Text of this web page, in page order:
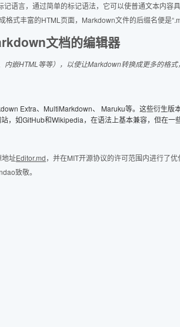
语言，通过简单的标记语法，它可以使普通文本内容
式丰富的HTML页面，Markdown文件的后缀名便是
文档的编辑器
嵌HTML等等），以使让Markdown转换成更多的格式
Extra、MultiMarkdown、 Maruku等。这些衍生版
，如GitHub和Wikipedia，在语法上基本兼容，但在一
址Editor.md，并在MIT开源协议的许可范围内进行了
致敬。